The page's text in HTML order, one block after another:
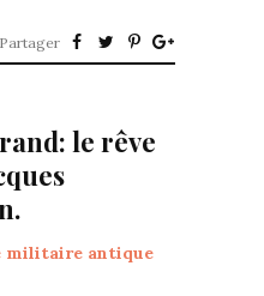
Partager
le rêve
militaire antique